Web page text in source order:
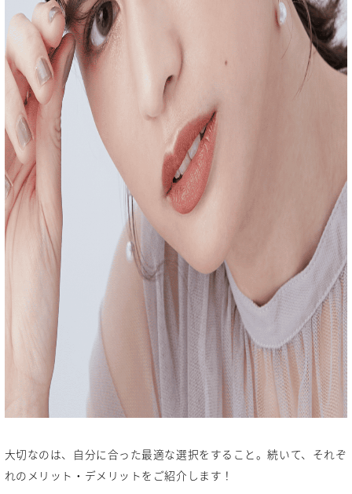
大切なのは、自分に合った最適な選択をすること。続いて、それぞ
れのメリット・デメリットをご紹介します！